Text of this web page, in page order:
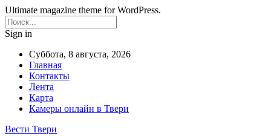
Ultimate magazine theme for WordPress.
Sign in
Суббота, 8 августа, 2026
Главная
Контакты
Лента
Карта
Камеры онлайн в Твери
Вести Твери